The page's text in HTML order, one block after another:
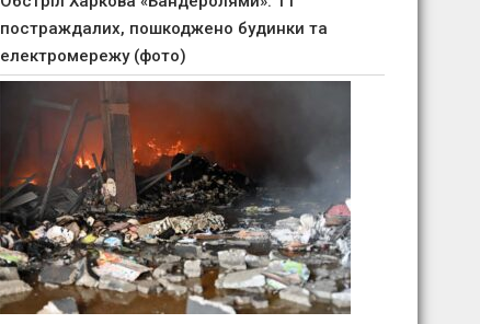
постраждалих, пошкоджено будинки та
електромережу (фото)